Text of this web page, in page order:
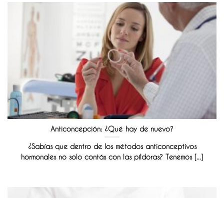
Anticoncepción: ¿Qué hay de nuevo?
¿Sabías que dentro de los métodos anticonceptivos
hormonales no solo contás con las píldoras? Tenemos [...]